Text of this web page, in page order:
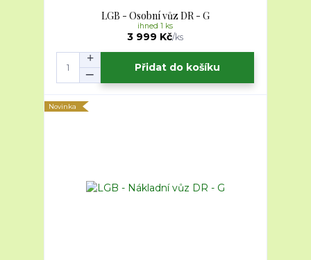
LGB - Osobní vůz DR - G
3 999 Kč/ks
ihned 1 ks
Přidat do košíku
Novinka